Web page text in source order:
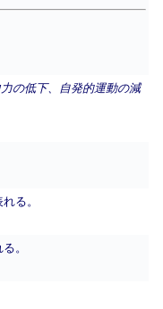
の低下、自発的運動の減
る。
。